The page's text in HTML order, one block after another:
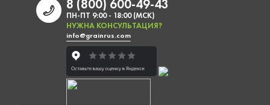
8 (800) 600-49-43
ПН-ПТ 9:00 - 18:00 (МСК)
НУЖНА КОНСУЛЬТАЦИЯ?
info@grainrus.com